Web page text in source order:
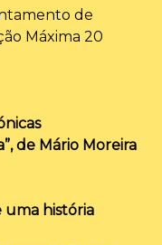
de
Máxima 20
de Mário Moreira
uma história